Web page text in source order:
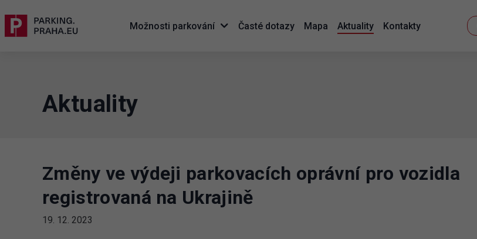
Možnosti parkování Časté dotazy Mapa Aktuality Kontakty
Aktuality
Změny ve výdeji parkovacích oprávní pro vozidla
registrovaná na Ukrajině
19. 12. 2023